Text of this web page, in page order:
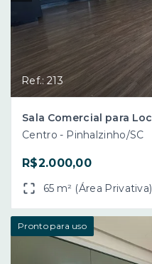
Ref.: 213
Centro - Pinhalzinho/SC
R$2.000,00
65 m² (Área Privativa)
Pronto para uso